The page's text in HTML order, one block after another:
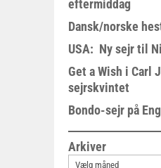
eftermiddag
Dansk/norske
USA: Ny sejr til
Get a Wish i Carl
sejrskvintet
Bondo-sejr på
Arkiver